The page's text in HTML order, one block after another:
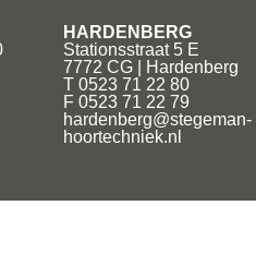
HARDENBERG
Stationsstraat 5 E
7772 CG | Hardenberg
T 0523 71 22 80
F 0523 71 22 79
hardenberg@stegeman-
hoortechniek.nl